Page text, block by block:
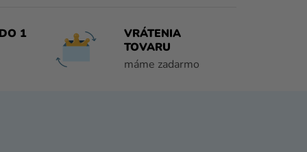
1
VRÁTENIA
TOVARU
máme zadarmo